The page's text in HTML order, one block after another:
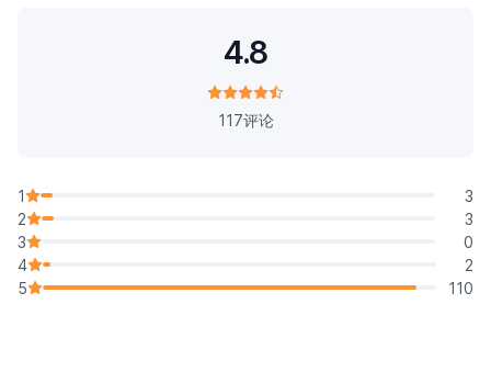
4.8
117评论
1
3
2
3
3
0
4
2
5
110